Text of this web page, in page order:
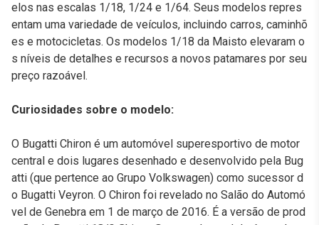
elos nas escalas 1/18, 1/24 e 1/64. Seus modelos repres
entam uma variedade de veículos, incluindo carros, caminhõ
es e motocicletas. Os modelos 1/18 da Maisto elevaram o
s níveis de detalhes e recursos a novos patamares por seu
preço razoável.
Curiosidades sobre o modelo:
O Bugatti Chiron é um automóvel superesportivo de motor
central e dois lugares desenhado e desenvolvido pela Bug
atti (que pertence ao Grupo Volkswagen) como sucessor d
o Bugatti Veyron. O Chiron foi revelado no Salão do Automó
vel de Genebra em 1 de março de 2016. É a versão de prod